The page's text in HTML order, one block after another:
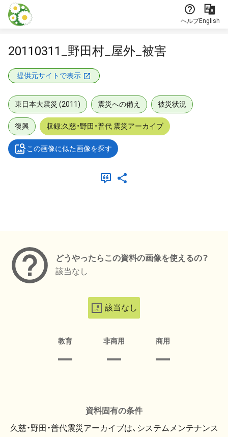
本文に飛ぶ
ヘルプEnglish
20110311_野田村_屋外_被害
提供元サイトで表示
東日本大震災 (2011) 震災への備え 被災状況
復興 収録:久慈・野田・普代 震災アーカイブ
この画像に似た画像を探す
どうやったらこの資料の画像を使えるの？
該当なし
該当なし
教育 非商用 商用
資料固有の条件
久慈・野田・普代震災アーカイブは、システムメンテナンス